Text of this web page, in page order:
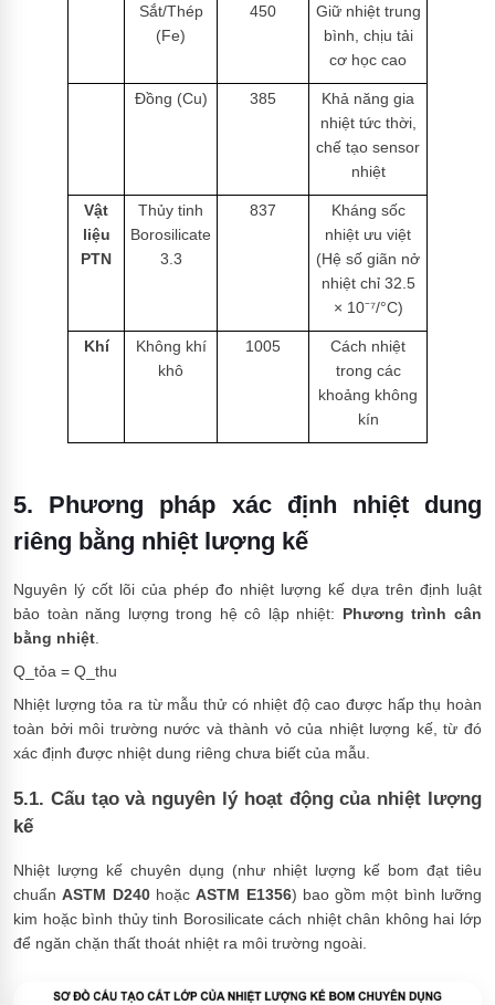
Sắt/Thép
(Fe)
450
Giữ nhiệt trung
bình, chịu tải
cơ học cao
Đồng (Cu) 385
Khả năng gia
nhiệt tức thời,
chế tạo sensor
nhiệt
Vật
liệu
PTN
Thủy tinh
Borosilicate
3.3
837
Kháng sốc
nhiệt ưu việt
(Hệ số giãn nở
nhiệt chỉ 32.5
× 10⁻⁷/°C)
Khí
Không khí
khô
1005
Cách nhiệt
trong các
khoảng không
kín
5. Phương pháp xác định nhiệt dung
riêng bằng nhiệt lượng kế
Nguyên lý cốt lõi của phép đo nhiệt lượng kế dựa trên định luật
bảo toàn năng lượng trong hệ cô lập nhiệt: Phương trình cân
bằng nhiệt
Q_tỏa = Q_thu
Nhiệt lượng tỏa ra từ mẫu thử có nhiệt độ cao được hấp thụ hoàn
toàn bởi môi trường nước và thành vỏ của nhiệt lượng kế, từ đó
xác định được nhiệt dung riêng chưa biết của mẫu.
5.1. Cấu tạo và nguyên lý hoạt động của nhiệt lượng
kế
Nhiệt lượng kế chuyên dụng (như nhiệt lượng kế bom đạt tiêu
chuẩnASTM D240hoặcASTM E1356) bao gồm một bình lưỡng
kim hoặc bình thủy tinh Borosilicate cách nhiệt chân không hai lớp
để ngăn chặn thất thoát nhiệt ra môi trường ngoài.